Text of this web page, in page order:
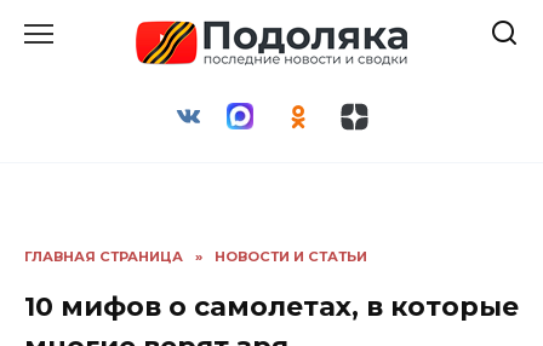
ГЛАВНАЯ СТРАНИЦА » НОВОСТИ И СТАТЬИ
10 мифов о самолетах, в которые